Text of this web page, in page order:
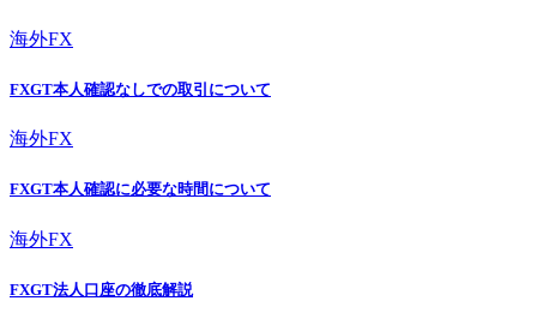
海外FX
FXGT本人確認なしでの取引について
海外FX
FXGT本人確認に必要な時間について
海外FX
FXGT法人口座の徹底解説